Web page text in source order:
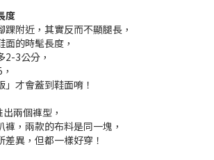
度
附近，其實反而不顯腿長，
的時髦長度，
2-3公分，
才會蓋到鞋面唷！
兩個褲型，
，兩款的布料是同一塊，
異，但都一樣好穿！